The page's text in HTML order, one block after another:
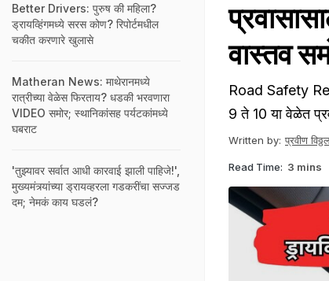
वास्तव
Road Safety
9 ते 10 या वेळेत
Written by: प्रवीण
Read Time: 3 mins
Better Drivers: पुरुष की महिला?
ड्रायव्हिंगमध्ये सरस कोण? रिपोर्टमधील
चकीत करणारे खुलासे
Matheran News: माथेरानमध्ये
रात्रीच्या वेळेस फिरताय? धडकी भरवणारा
VIDEO समोर; स्थानिकांसह पर्यटकांमध्ये
घबराट
'तुझ्यावर सर्वात आधी कारवाई झाली पाहिजे!',
मुख्यमंत्र्यांच्या ड्रायव्हरला गडकरींचा सज्जड
दम; नेमकं काय घडलं?